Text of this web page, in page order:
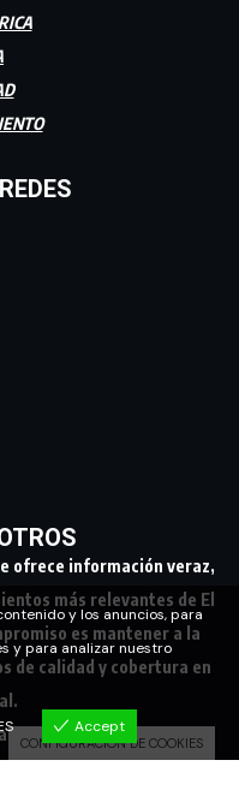
ofrece información veraz,
más relevantes de El
es mantener a la
de calidad y cobertura en
conectando a nuestra
y los anuncios, para
y para analizar nuestro
Accept
CONFIGURACIÓN DE COOKIES